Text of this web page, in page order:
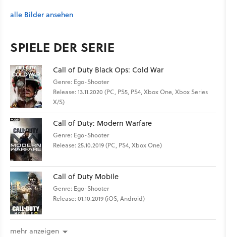
alle Bilder ansehen
SPIELE DER SERIE
Call of Duty Black Ops: Cold War
Genre: Ego-Shooter
Release: 13.11.2020 (PC, PS5, PS4, Xbox One, Xbox Series
X/S)
Call of Duty: Modern Warfare
Genre: Ego-Shooter
Release: 25.10.2019 (PC, PS4, Xbox One)
Call of Duty Mobile
Genre: Ego-Shooter
Release: 01.10.2019 (iOS, Android)
mehr anzeigen